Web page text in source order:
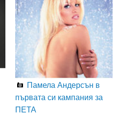
Памела Андерсън в
първата си кампания за
ПЕТА